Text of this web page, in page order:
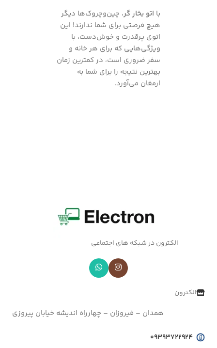
با اتو بخار گر، چین‌وچروک‌ها دیگر
هیچ فرصتی برای شما ندارند! این
اتوی پرقدرت و خوش‌دست، با
ویژگی‌هایی که برای هر خانه و
سفر ضروری است، در کمترین زمان
بهترین نتیجه را برای شما به
ارمغان می‌آورد.
الکترون در شبکه های اجتماعی
الکترون
همدان – فیروزان – چهارراه اندیشه خیابان پیروزی
09393722924